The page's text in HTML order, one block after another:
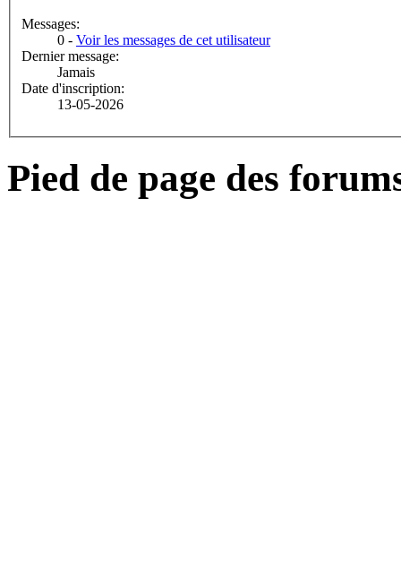
Messages:
0 - Voir les messages de cet utilisateur
Dernier message:
Jamais
Date d'inscription:
13-05-2026
Pied de page des